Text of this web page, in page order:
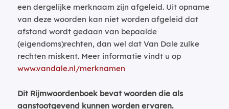
een dergelijke merknaam zijn afgeleid. Uit opname
van deze woorden kan niet worden afgeleid dat
afstand wordt gedaan van bepaalde
(eigendoms)rechten, dan wel dat Van Dale zulke
rechten miskent. Meer informatie vindt u op
www.vandale.nl/merknamen
Dit Rijmwoordenboek bevat woorden die als
aanstootgevend kunnen worden ervaren.